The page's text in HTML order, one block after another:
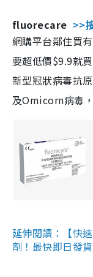
fluorecare >>
網購平台鄰住買
要超低價$9.9就
新型冠狀病毒抗
及Omicorn病毒
延伸閱讀：【快
劑！最快即日發